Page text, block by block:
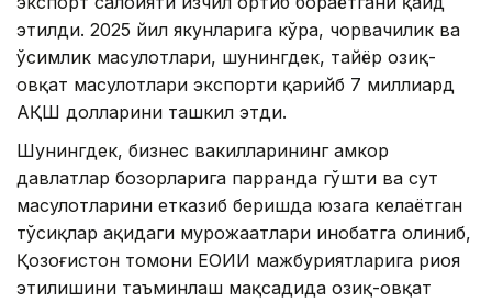
этилди. 2025 йил якунларига кўра, чорвачилик ва
ўсимлик маҳсулотлари, шунингдек, тайёр озиқ-
овқат маҳсулотлари экспорти қарийб 7 миллиард
АҚШ долларини ташкил этди.
Шунингдек, бизнес вакилларининг ҳамкор
давлатлар бозорларига парранда гўшти ва сут
маҳсулотларини етказиб беришда юзага келаётган
тўсиқлар ҳақидаги мурожаатлари инобатга олиниб,
Қозоғистон томони ЕОИИ мажбуриятларига риоя
этилишини таъминлаш мақсадида озиқ-овқат